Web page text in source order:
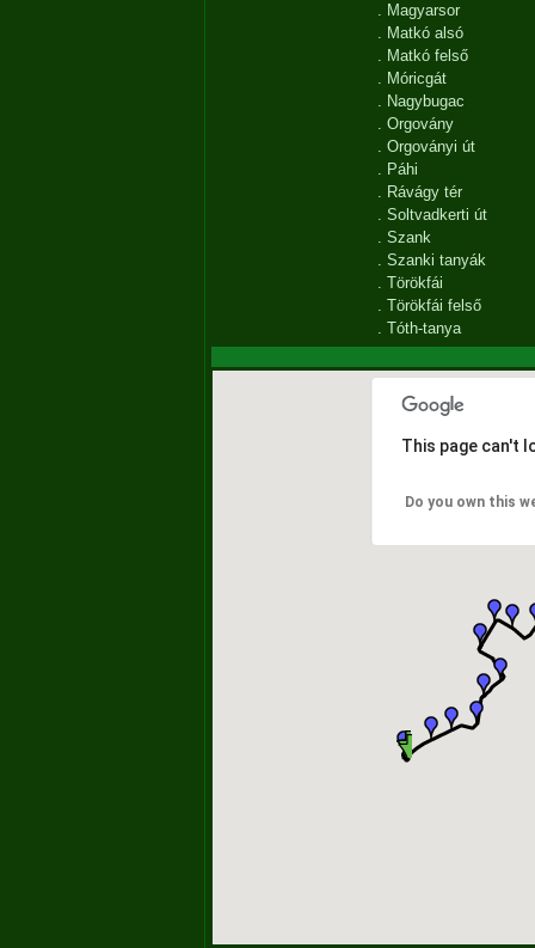
. Magyarsor
. Matkó alsó
. Matkó felső
. Móricgát
. Nagybugac
. Orgovány
. Orgoványi út
. Páhi
. Rávágy tér
. Soltvadkerti út
. Szank
. Szanki tanyák
. Törökfái
. Törökfái felső
. Tóth-tanya
This page can't
Do you own this